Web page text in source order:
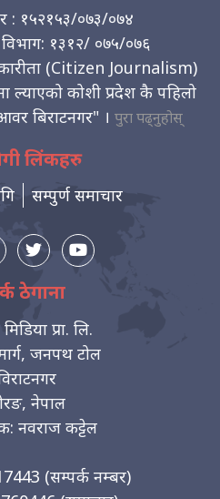
: १५२१५३/०७३/०७४
१३१२/ ०७५/०७६
(Citizen Journalism)
ल्याएको कोशी प्रदेश कै पहिलो
बिराटनगर" । पुरा पढ्नुहोस्
लिंकहरु
सम्पुर्ण समाचार
ठेगाना
प्रा. लि.
जनपथ टोल
नेपाल
नवराज कट्टेल
(सम्पर्क नम्बर)